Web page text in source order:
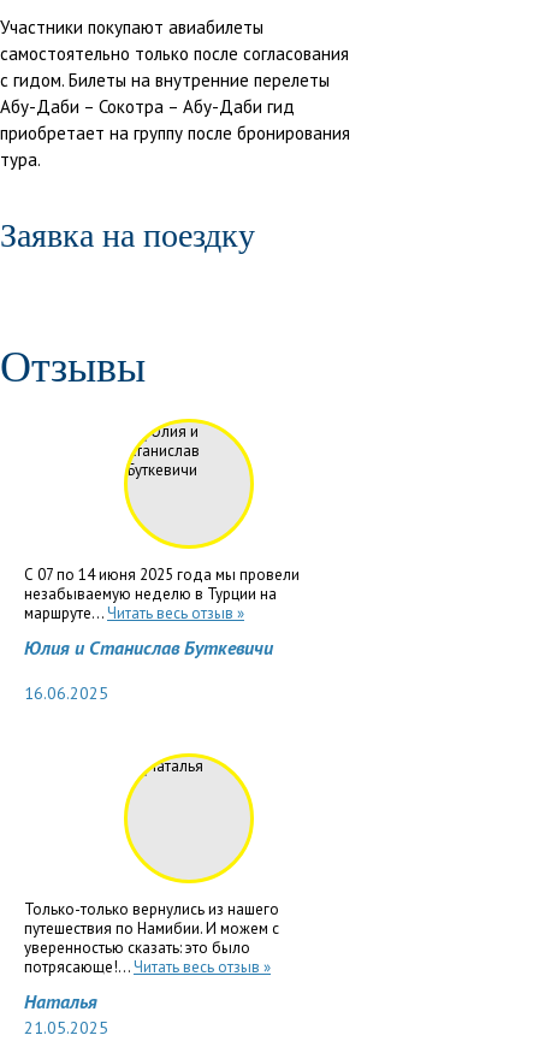
Участники покупают авиабилеты
самостоятельно только после согласования
с гидом. Билеты на внутренние перелеты
Абу-Даби – Сокотра – Абу-Даби гид
приобретает на группу после бронирования
тура.
Заявка на поездку
Отзывы
С 07 по 14 июня 2025 года мы провели
незабываемую неделю в Турции на
маршруте...Читать весь отзыв »
Юлия и Станислав Буткевичи
16.06.2025
Только-только вернулись из нашего
путешествия по Намибии. И можем с
уверенностью сказать: это было
потрясающе!...Читать весь отзыв »
Наталья
21.05.2025